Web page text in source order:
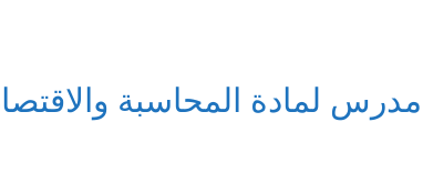
مدرس لمادة المحاسبة والاقتصاد